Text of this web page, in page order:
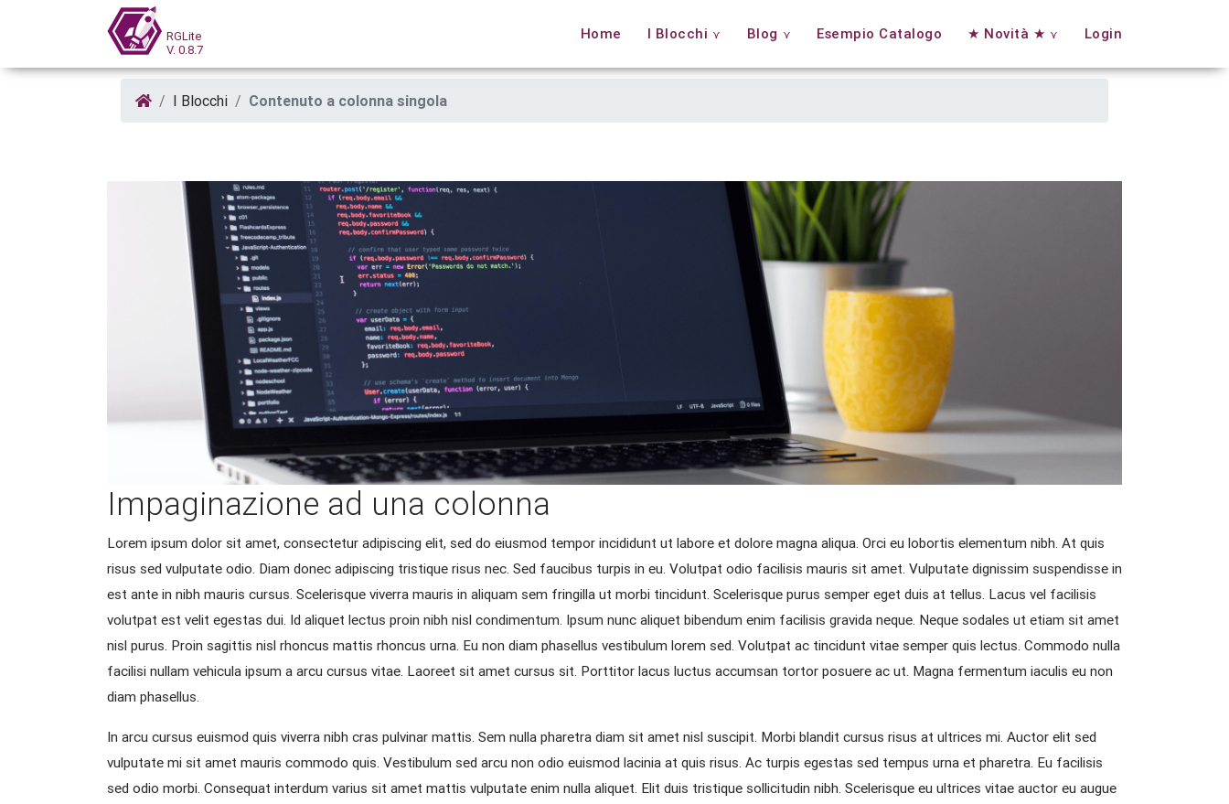
RGLite
V. 0.8.7
Home I Blocchi Blog Esempio Catalogo ★ Novità ★ Login
I Blocchi Contenuto a colonna singola
Impaginazione ad una colonna
Lorem ipsum dolor sit amet, consectetur adipiscing elit, sed do eiusmod tempor incididunt ut labore et dolore magna aliqua. Orci eu lobortis elementum nibh. At quis
risus sed vulputate odio. Diam donec adipiscing tristique risus nec. Sed faucibus turpis in eu. Volutpat odio facilisis mauris sit amet. Vulputate dignissim suspendisse in
est ante in nibh mauris cursus. Scelerisque viverra mauris in aliquam sem fringilla ut morbi tincidunt. Scelerisque purus semper eget duis at tellus. Lacus vel facilisis
volutpat est velit egestas dui. Id aliquet lectus proin nibh nisl condimentum. Ipsum nunc aliquet bibendum enim facilisis gravida neque. Neque sodales ut etiam sit amet
nisl purus. Proin sagittis nisl rhoncus mattis rhoncus urna. Eu non diam phasellus vestibulum lorem sed. Volutpat ac tincidunt vitae semper quis lectus. Commodo nulla
facilisi nullam vehicula ipsum a arcu cursus vitae. Laoreet sit amet cursus sit. Porttitor lacus luctus accumsan tortor posuere ac ut. Magna fermentum iaculis eu non
diam phasellus.
In arcu cursus euismod quis viverra nibh cras pulvinar mattis. Sem nulla pharetra diam sit amet nisl suscipit. Morbi blandit cursus risus at ultrices mi. Auctor elit sed
vulputate mi sit amet mauris commodo quis. Vestibulum sed arcu non odio euismod lacinia at quis risus. Ac turpis egestas sed tempus urna et pharetra. Eu facilisis
sed odio morbi. Consequat interdum varius sit amet mattis vulputate enim nulla aliquet. Elit duis tristique sollicitudin nibh. Scelerisque eu ultrices vitae auctor eu augue